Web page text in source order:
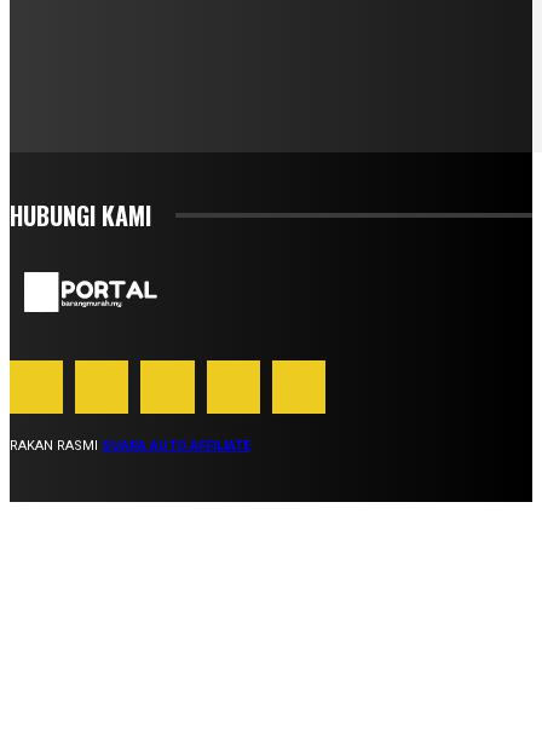
HUBUNGI KAMI
RAKAN RASMI SUARA AUTO AFFILIATE